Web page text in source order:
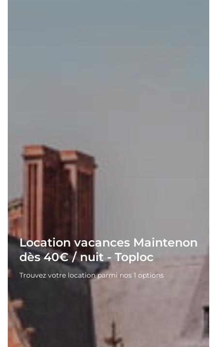
Location vacances Maintenon
dès 40€ / nuit - Toploc
Trouvez votre location parmi nos 1 options